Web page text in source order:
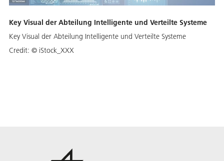
Key Visual der Abteilung Intelligente und Verteilte Systeme
Key Visual der Abteilung Intelligente und Verteilte Systeme
Credit: © iStock_XXX